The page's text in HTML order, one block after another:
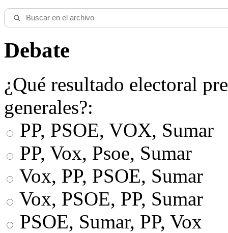
Debate
¿Qué resultado electoral
generales?:
PP, PSOE, VOX, Sumar
PP, Vox, Psoe, Sumar
Vox, PP, PSOE, Sumar
Vox, PSOE, PP, Sumar
PSOE, Sumar, PP, Vox